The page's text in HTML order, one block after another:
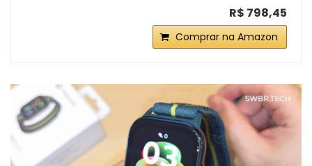
R$ 798,45
Comprar na Amazon